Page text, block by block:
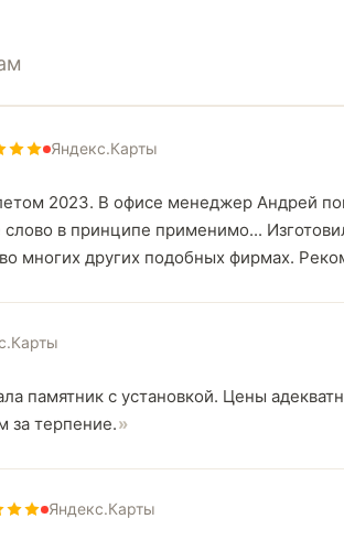
Яндекс.Карты
2023. В офисе менеджер Андрей
слово в принципе применимо...
многих других подобных фирмах.
памятник с установкой. Цены
за терпение.
Яндекс.Карты